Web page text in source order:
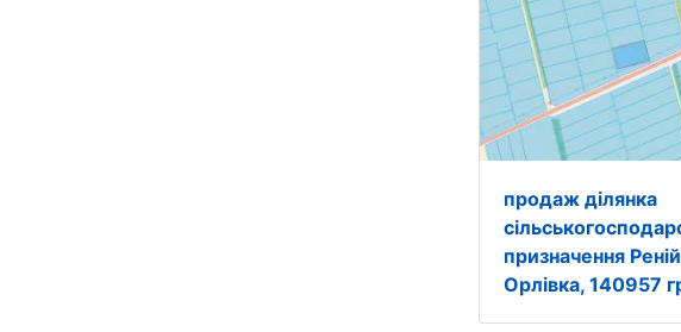
продаж ділянка
призначення
Орлівка, 140957